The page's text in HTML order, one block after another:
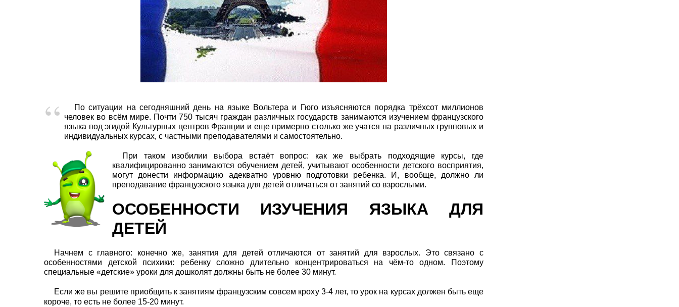
По ситуации на сегодняшний день на языке Вольтера и Гюго изъясняются порядка трёхсот миллионов
человек во всём мире. Почти 750 тысяч граждан различных государств занимаются изучением французского
языка под эгидой Культурных центров Франции и еще примерно столько же учатся на различных групповых и
индивидуальных курсах, с частными преподавателями и самостоятельно.
При таком изобилии выбора встаёт вопрос: как же выбрать подходящие курсы, где
квалифицированно занимаются обучением детей, учитывают особенности детского восприятия,
могут донести информацию адекватно уровню подготовки ребенка. И, вообще, должно ли
преподавание французского языка для детей отличаться от занятий со взрослыми.
ОСОБЕННОСТИ ИЗУЧЕНИЯ ЯЗЫКА ДЛЯ
ДЕТЕЙ
Начнем с главного: конечно же, занятия для детей отличаются от занятий для взрослых. Это связано с
особенностями детской психики: ребенку сложно длительно концентрироваться на чём-то одном. Поэтому
специальные «детские» уроки для дошколят должны быть не более 30 минут.
Если же вы решите приобщить к занятиям французским совсем кроху 3-4 лет, то урок на курсах должен быть еще
короче, то есть не более 15-20 минут.